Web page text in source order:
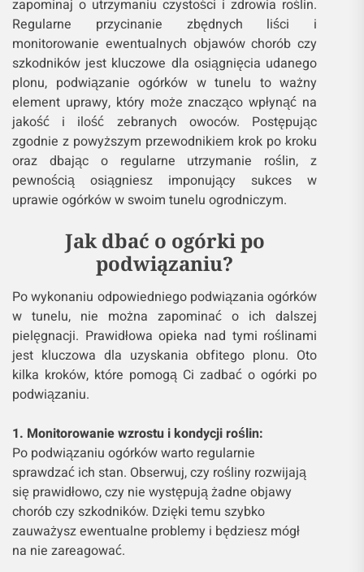
zapominaj o utrzymaniu czystości i zdrowia roślin.
Regularne przycinanie zbędnych liści i
monitorowanie ewentualnych objawów chorób czy
szkodników jest kluczowe dla osiągnięcia udanego
plonu, podwiązanie ogórków w tunelu to ważny
element uprawy, który może znacząco wpłynąć na
jakość i ilość zebranych owoców. Postępując
zgodnie z powyższym przewodnikiem krok po kroku
oraz dbając o regularne utrzymanie roślin, z
pewnością osiągniesz imponujący sukces w
uprawie ogórków w swoim tunelu ogrodniczym.
Jak dbać o ogórki po
podwiązaniu?
Po wykonaniu odpowiedniego podwiązania ogórków
w tunelu, nie można zapominać o ich dalszej
pielęgnacji. Prawidłowa opieka nad tymi roślinami
jest kluczowa dla uzyskania obfitego plonu. Oto
kilka kroków, które pomogą Ci zadbać o ogórki po
podwiązaniu.
1. Monitorowanie wzrostu i kondycji roślin:
Po podwiązaniu ogórków warto regularnie
sprawdzać ich stan. Obserwuj, czy rośliny rozwijają
się prawidłowo, czy nie występują żadne objawy
chorób czy szkodników. Dzięki temu szybko
zauważysz ewentualne problemy i będziesz mógł
na nie zareagować.